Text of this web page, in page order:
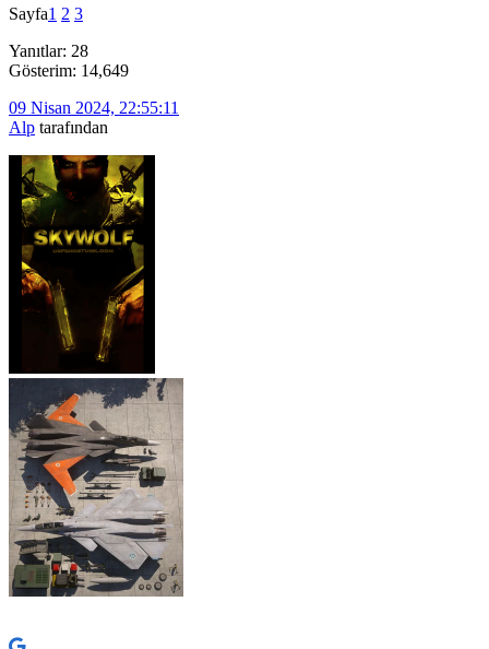
Sayfa1 2 3
Yanıtlar: 28
Gösterim: 14,649
09 Nisan 2024, 22:55:11
Alp tarafından